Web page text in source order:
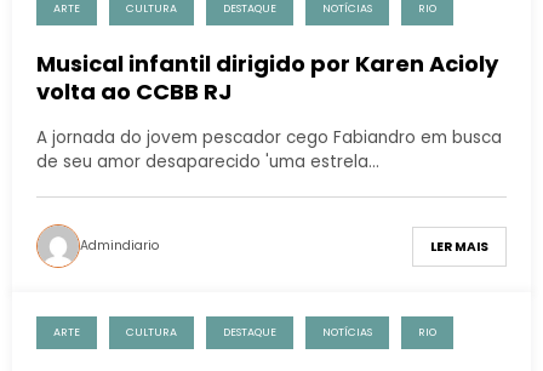
ARTE CULTURA DESTAQUE NOTÍCIAS RIO
Musical infantil dirigido por Karen Acioly
volta ao CCBB RJ
A jornada do jovem pescador cego Fabiandro em busca
de seu amor desaparecido 'uma estrela…
Admindiario LER MAIS
ARTE CULTURA DESTAQUE NOTÍCIAS RIO